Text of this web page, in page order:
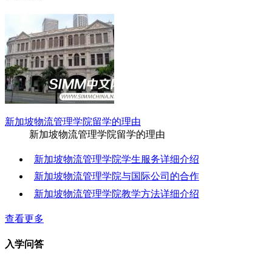
新加坡物流管理学院留学的理由
新加坡物流管理学院留学的理由
新加坡物流管理学院学生服务详细介绍
新加坡物流管理学院与国际公司的合作
新加坡物流管理学院教学方法详细介绍
查看更多
入学问答